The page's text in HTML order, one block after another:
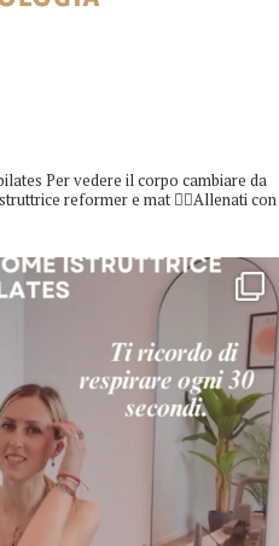
Per vedere il corpo cambiare da
reformer e mat 👇🏻Allenati con